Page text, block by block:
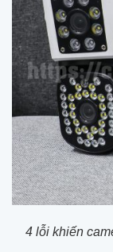
4 lỗi khiến